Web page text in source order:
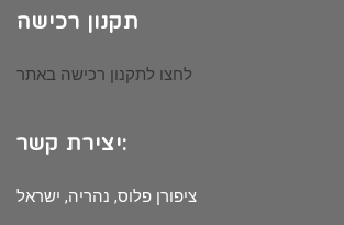
תקנון רכישה
לחצו לתקנון רכישה באתר
יצירת קשר:
ציפורן פלוס, נהריה, ישראל